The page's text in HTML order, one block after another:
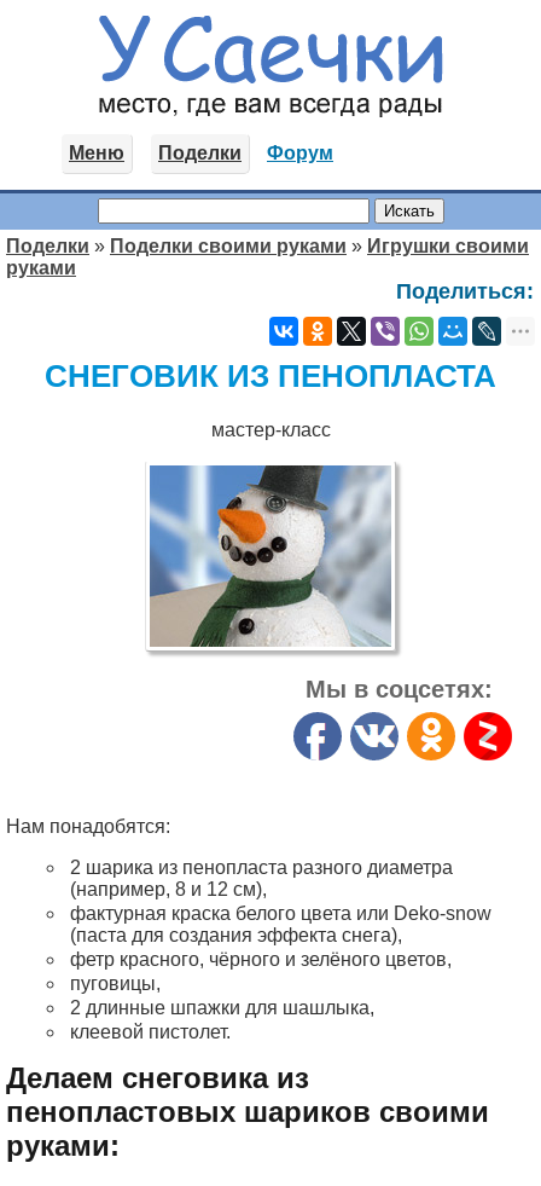
Меню Поделки Форум
Поделки » Поделки своими руками » Игрушки своими
руками
Поделиться:
СНЕГОВИК ИЗ ПЕНОПЛАСТА
мастер-класс
Мы в соцсетях:
Нам понадобятся:
2 шарика из пенопласта разного диаметра
(например, 8 и 12 см),
фактурная краска белого цвета или Deko-snow
(паста для создания эффекта снега),
фетр красного, чёрного и зелёного цветов,
пуговицы,
2 длинные шпажки для шашлыка,
клеевой пистолет.
Делаем снеговика из
пенопластовых шариков своими
руками: